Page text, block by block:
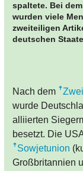
spaltete. Bei
wurden viele
zweiteiligen
deutschen
Nach dem
wurde
alliierten
besetzt. Die
Sowjetunion
Großbritannien